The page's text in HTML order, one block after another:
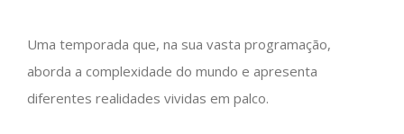
Uma temporada que, na sua vasta programação,
aborda a complexidade do mundo e apresenta
diferentes realidades vividas em palco.